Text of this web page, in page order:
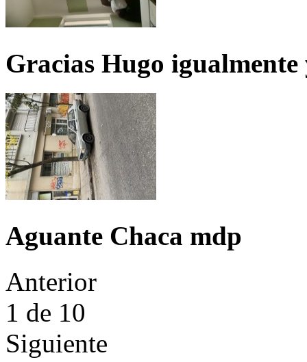
Gracias Hugo igualmente
Aguante Chaca mdp
Anterior
1 de 10
Siguiente